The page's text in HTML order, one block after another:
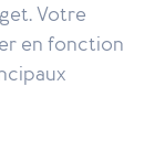
Votre
en fonction